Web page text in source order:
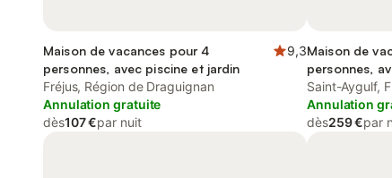
Maison de vacances pour 4
personnes, avec piscine et jardin
9,3
Fréjus, Région de Draguignan
Annulation gratuite
dès107 €par nuit
Maison de
personnes,
animaux
Saint-Aygulf,
Annulation
dès259 €par